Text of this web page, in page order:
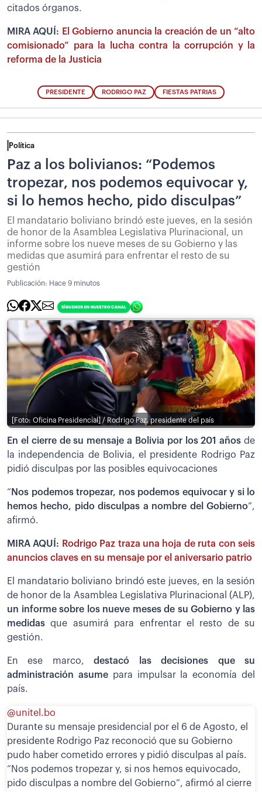
citados órganos.
MIRA AQUÍ: El Gobierno anuncia la creación de un “alto
comisionado” para la lucha contra la corrupción y la
reforma de la Justicia
PRESIDENTE RODRIGO PAZ FIESTAS PATRIAS
Política
Paz a los bolivianos: “Podemos
tropezar, nos podemos equivocar y,
si lo hemos hecho, pido disculpas”
El mandatario boliviano brindó este jueves, en la sesión
de honor de la Asamblea Legislativa Plurinacional, un
informe sobre los nueve meses de su Gobierno y las
medidas que asumirá para enfrentar el resto de su
gestión
Publicación: Hace 9 minutos
[Foto: Oficina Presidencial] / Rodrigo Paz, presidente del país
En el cierre de su mensaje a Bolivia por los 201 años de
la independencia de Bolivia, el presidente Rodrigo Paz
pidió disculpas por las posibles equivocaciones
“ Nos podemos tropezar, nos podemos equivocar y si lo
hemos hecho, pido disculpas a nombre del Gobierno”,
afirmó.
MIRA AQUÍ: Rodrigo Paz traza una hoja de ruta con seis
anuncios claves en su mensaje por el aniversario patrio
El mandatario boliviano brindó este jueves, en la sesión
de honor de la Asamblea Legislativa Plurinacional (ALP),
un informe sobre los nueve meses de su Gobierno y las
medidas que asumirá para enfrentar el resto de su
gestión.
En ese marco,destacó las decisiones que su
administración asumepara impulsar la economía del
país.
@unitel.bo
Durante su mensaje presidencial por el 6 de Agosto, el
presidente Rodrigo Paz reconoció que su Gobierno
pudo haber cometido errores y pidió disculpas al país.
“Nos podemos tropezar y, si nos hemos equivocado,
pido disculpas a nombre del Gobierno”, afirmó al cierre